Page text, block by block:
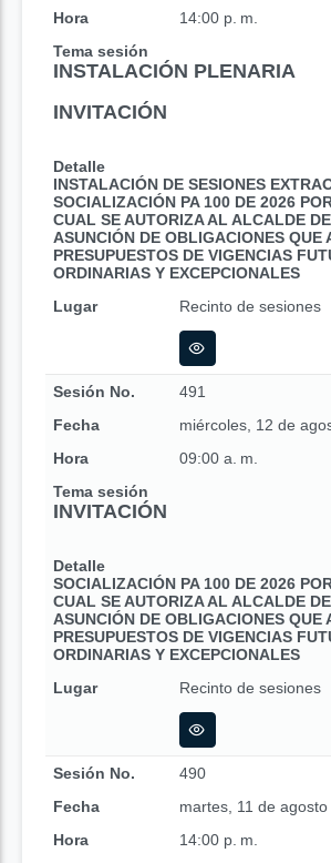
Hora
14:00 p. m.
Tema sesión
INSTALACIÓN PLENARIA
INVITACIÓN
Detalle
INSTALACIÓN DE SESIONES
SOCIALIZACIÓN PA 100 DE 2026
CUAL SE AUTORIZA AL ALCALDE
ASUNCIÓN DE OBLIGACIONES QUE
PRESUPUESTOS DE VIGENCIAS
ORDINARIAS Y EXCEPCIONALES
Lugar
Recinto de sesiones
Sesión No.
491
Fecha
miércoles, 12 de
Hora
09:00 a. m.
Tema sesión
INVITACIÓN
Detalle
SOCIALIZACIÓN PA 100 DE 2026
CUAL SE AUTORIZA AL ALCALDE
ASUNCIÓN DE OBLIGACIONES QUE
PRESUPUESTOS DE VIGENCIAS
ORDINARIAS Y EXCEPCIONALES
Lugar
Recinto de sesiones
Sesión No.
490
Fecha
martes, 11 de
Hora
14:00 p. m.